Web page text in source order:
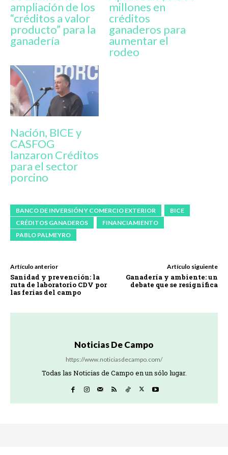
ampliación de los
“créditos a valor
producto” para la
ganadería
millones en
créditos
ganaderos para
aumentar el
rodeo
Nación, BICE y
CASFOG
lanzaron Créditos
para el sector
porcino
BANCO DE INVERSIÓN Y COMERCIO EXTERIOR
BICE
CRÉDITOS GANADEROS
FINANCIAMIENTO
PABLO PALMEYRO
Artículo anterior
Sanidad y prevención: la
ruta de laboratorio CDV por
las ferias del campo
Artículo siguiente
Ganadería y ambiente: un
debate que se resignifica
Noticias De Campo
https://www.noticiasdecampo.com/
Todas las Noticias de Campo en un sólo lugar.